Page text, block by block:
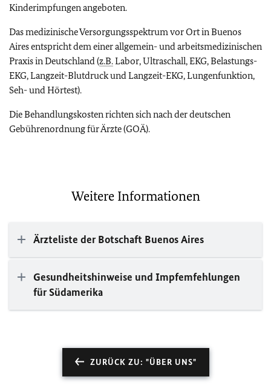
Kinderimpfungen angeboten.
Das medizinische Versorgungsspektrum vor Ort in Buenos
Aires entspricht dem einer allgemein- und arbeitsmedizinischen
Praxis in Deutschland (z.B.Labor, Ultraschall, EKG, Belastungs-
EKG, Langzeit-Blutdruck und Langzeit-EKG, Lungenfunktion,
Seh- und Hörtest).
Die Behandlungskosten richten sich nach der deutschen
Gebührenordnung für Ärzte (GOÄ).
Weitere Informationen
Ärzteliste der Botschaft Buenos Aires
Gesundheitshinweise und Impfemfehlungen
für Südamerika
ZURÜCK ZU: "ÜBER UNS"